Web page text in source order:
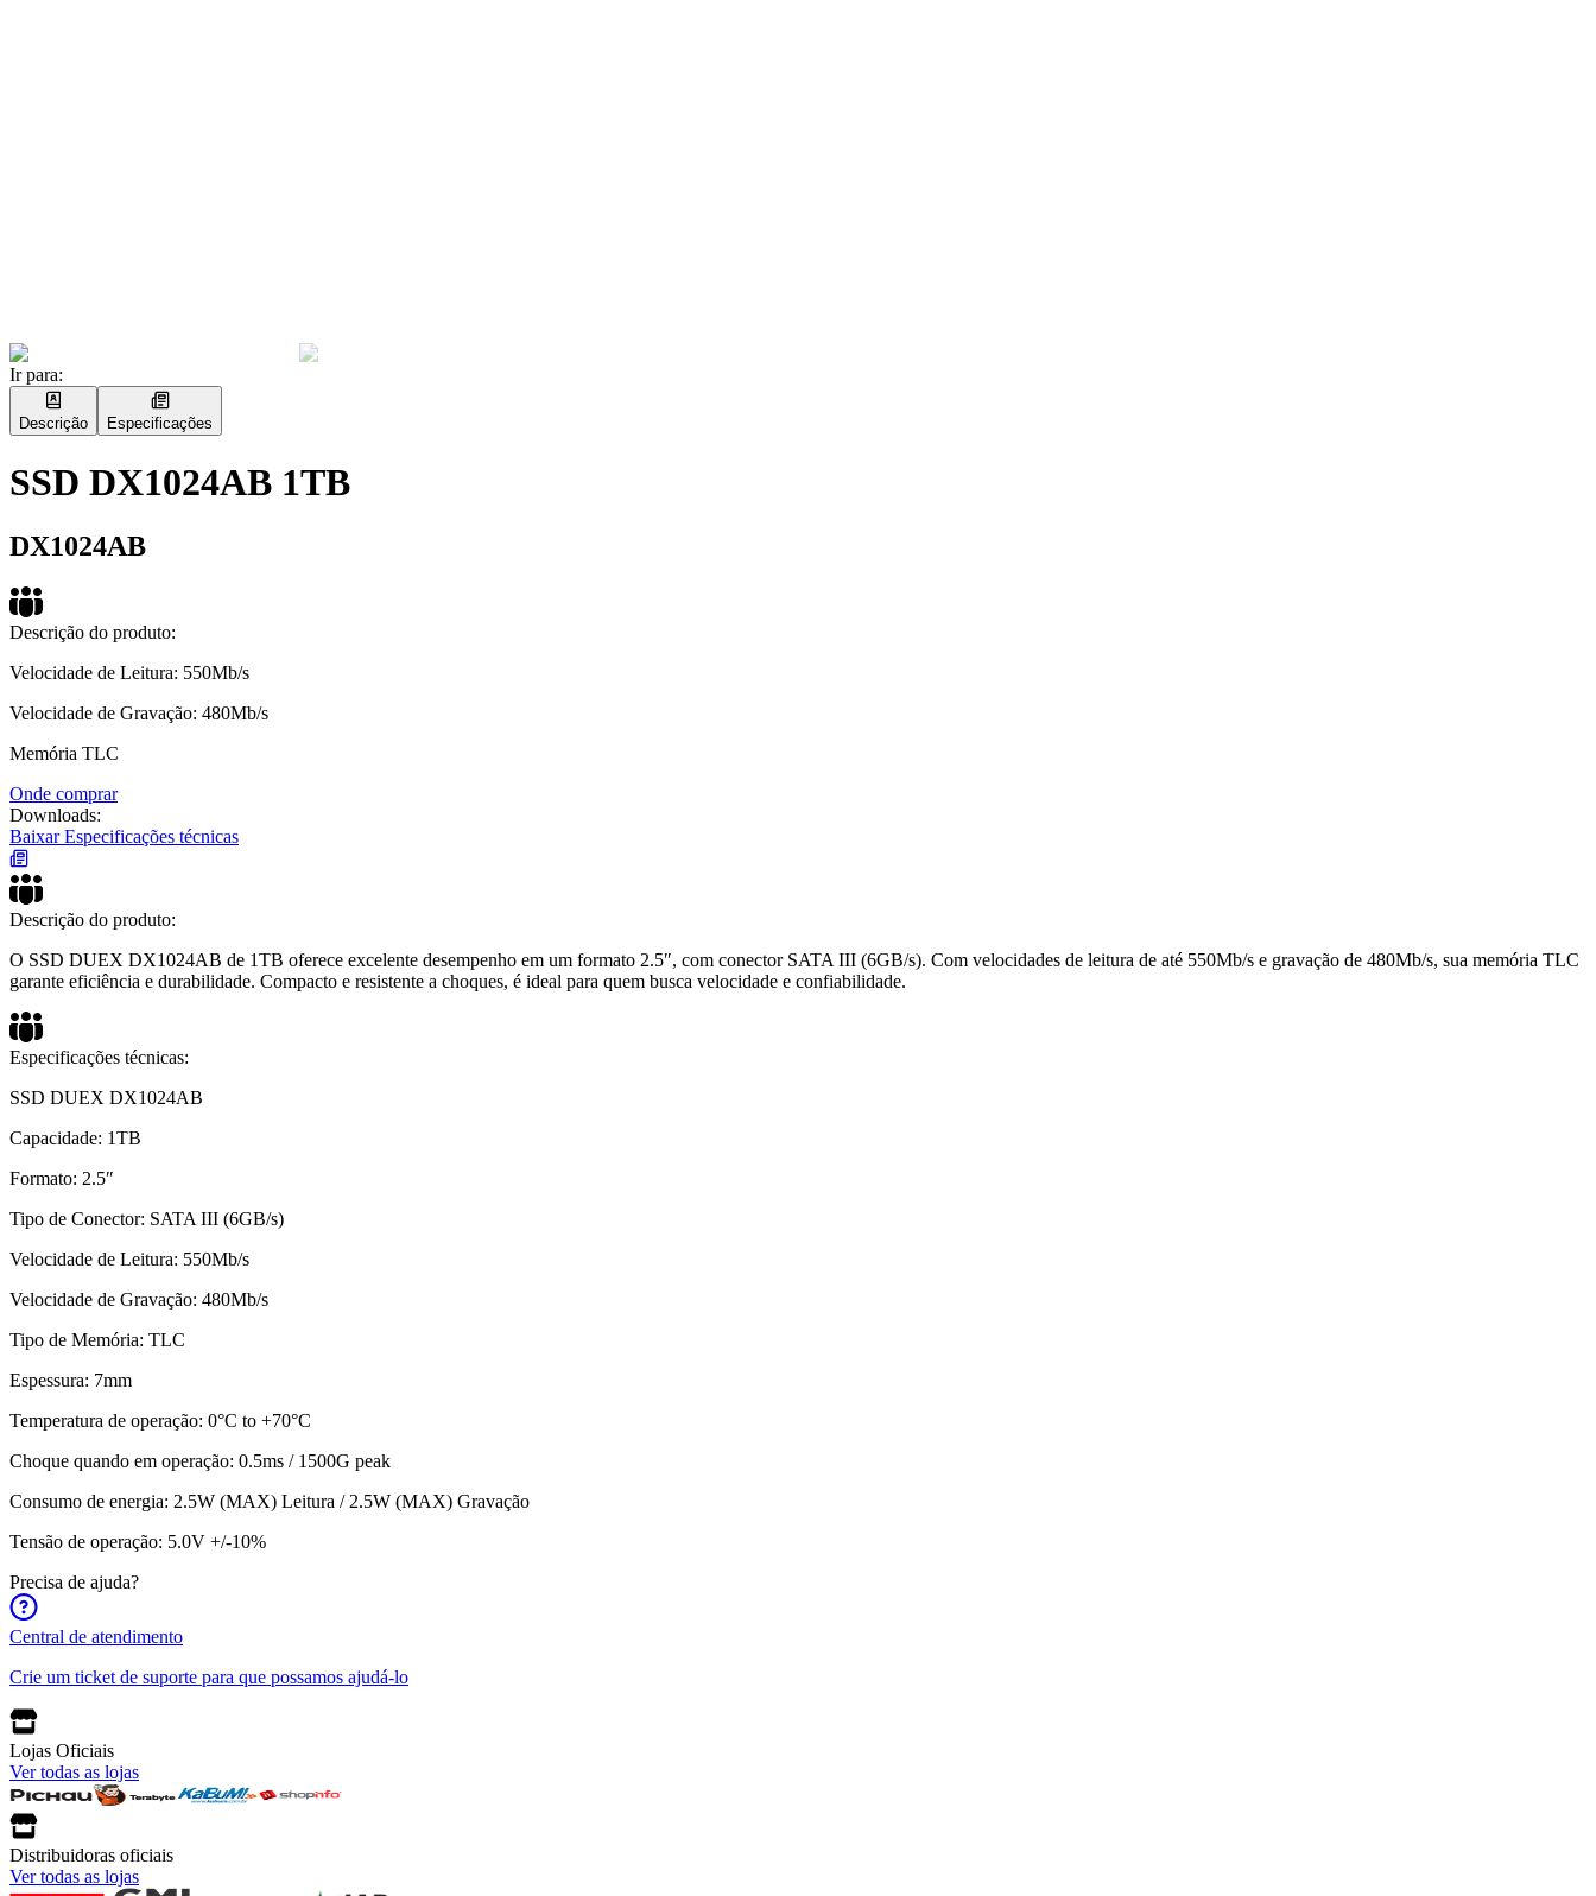
Ir para:
Descrição Especificações
SSD DX1024AB 1TB
DX1024AB
Descrição do produto:
Velocidade de Leitura: 550Mb/s
Velocidade de Gravação: 480Mb/s
Memória TLC
Onde comprar
Downloads:
Baixar Especificações técnicas
Descrição do produto:
O SSD DUEX DX1024AB de 1TB oferece excelente desempenho em um formato 2.5″, com conector SATA III (6GB/s). Com velocidades de leitura de até 550Mb/s e gravação de 480Mb/s, sua memória TLC
garante eficiência e durabilidade. Compacto e resistente a choques, é ideal para quem busca velocidade e confiabilidade.
Especificações técnicas:
SSD DUEX DX1024AB
Capacidade: 1TB
Formato: 2.5″
Tipo de Conector: SATA III (6GB/s)
Velocidade de Leitura: 550Mb/s
Velocidade de Gravação: 480Mb/s
Tipo de Memória: TLC
Espessura: 7mm
Temperatura de operação: 0°C to +70°C
Choque quando em operação: 0.5ms / 1500G peak
Consumo de energia: 2.5W (MAX) Leitura / 2.5W (MAX) Gravação
Tensão de operação: 5.0V +/-10%
Precisa de ajuda?
Central de atendimento
Crie um ticket de suporte para que possamos ajudá-lo
Lojas Oficiais
Ver todas as lojas
Distribuidoras oficiais
Ver todas as lojas